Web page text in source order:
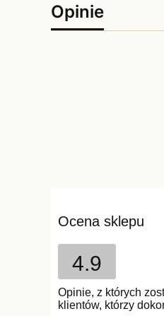
Opinie
Ocena sklepu
4.9
Opinie, z których
klientów, którzy